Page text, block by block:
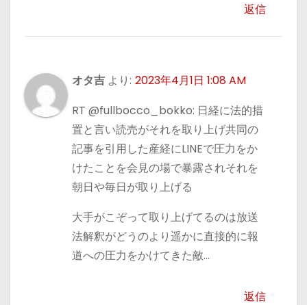
返信
オタ吉 より: 2023年4月1日 1:08 AM
RT @fullbocco_bokko: 日経に法的措
置と言い読売がそれを取り上げ共同の
記事を引用した産経にLINEで圧力をか
けたことを会見の場で暴露されそれを
朝日や毎日が取り上げる
大手がこぞって取り上げてるのは放送
法解釈がどうのより遥かに直接的に報
道への圧力をかけてきた敵…
返信